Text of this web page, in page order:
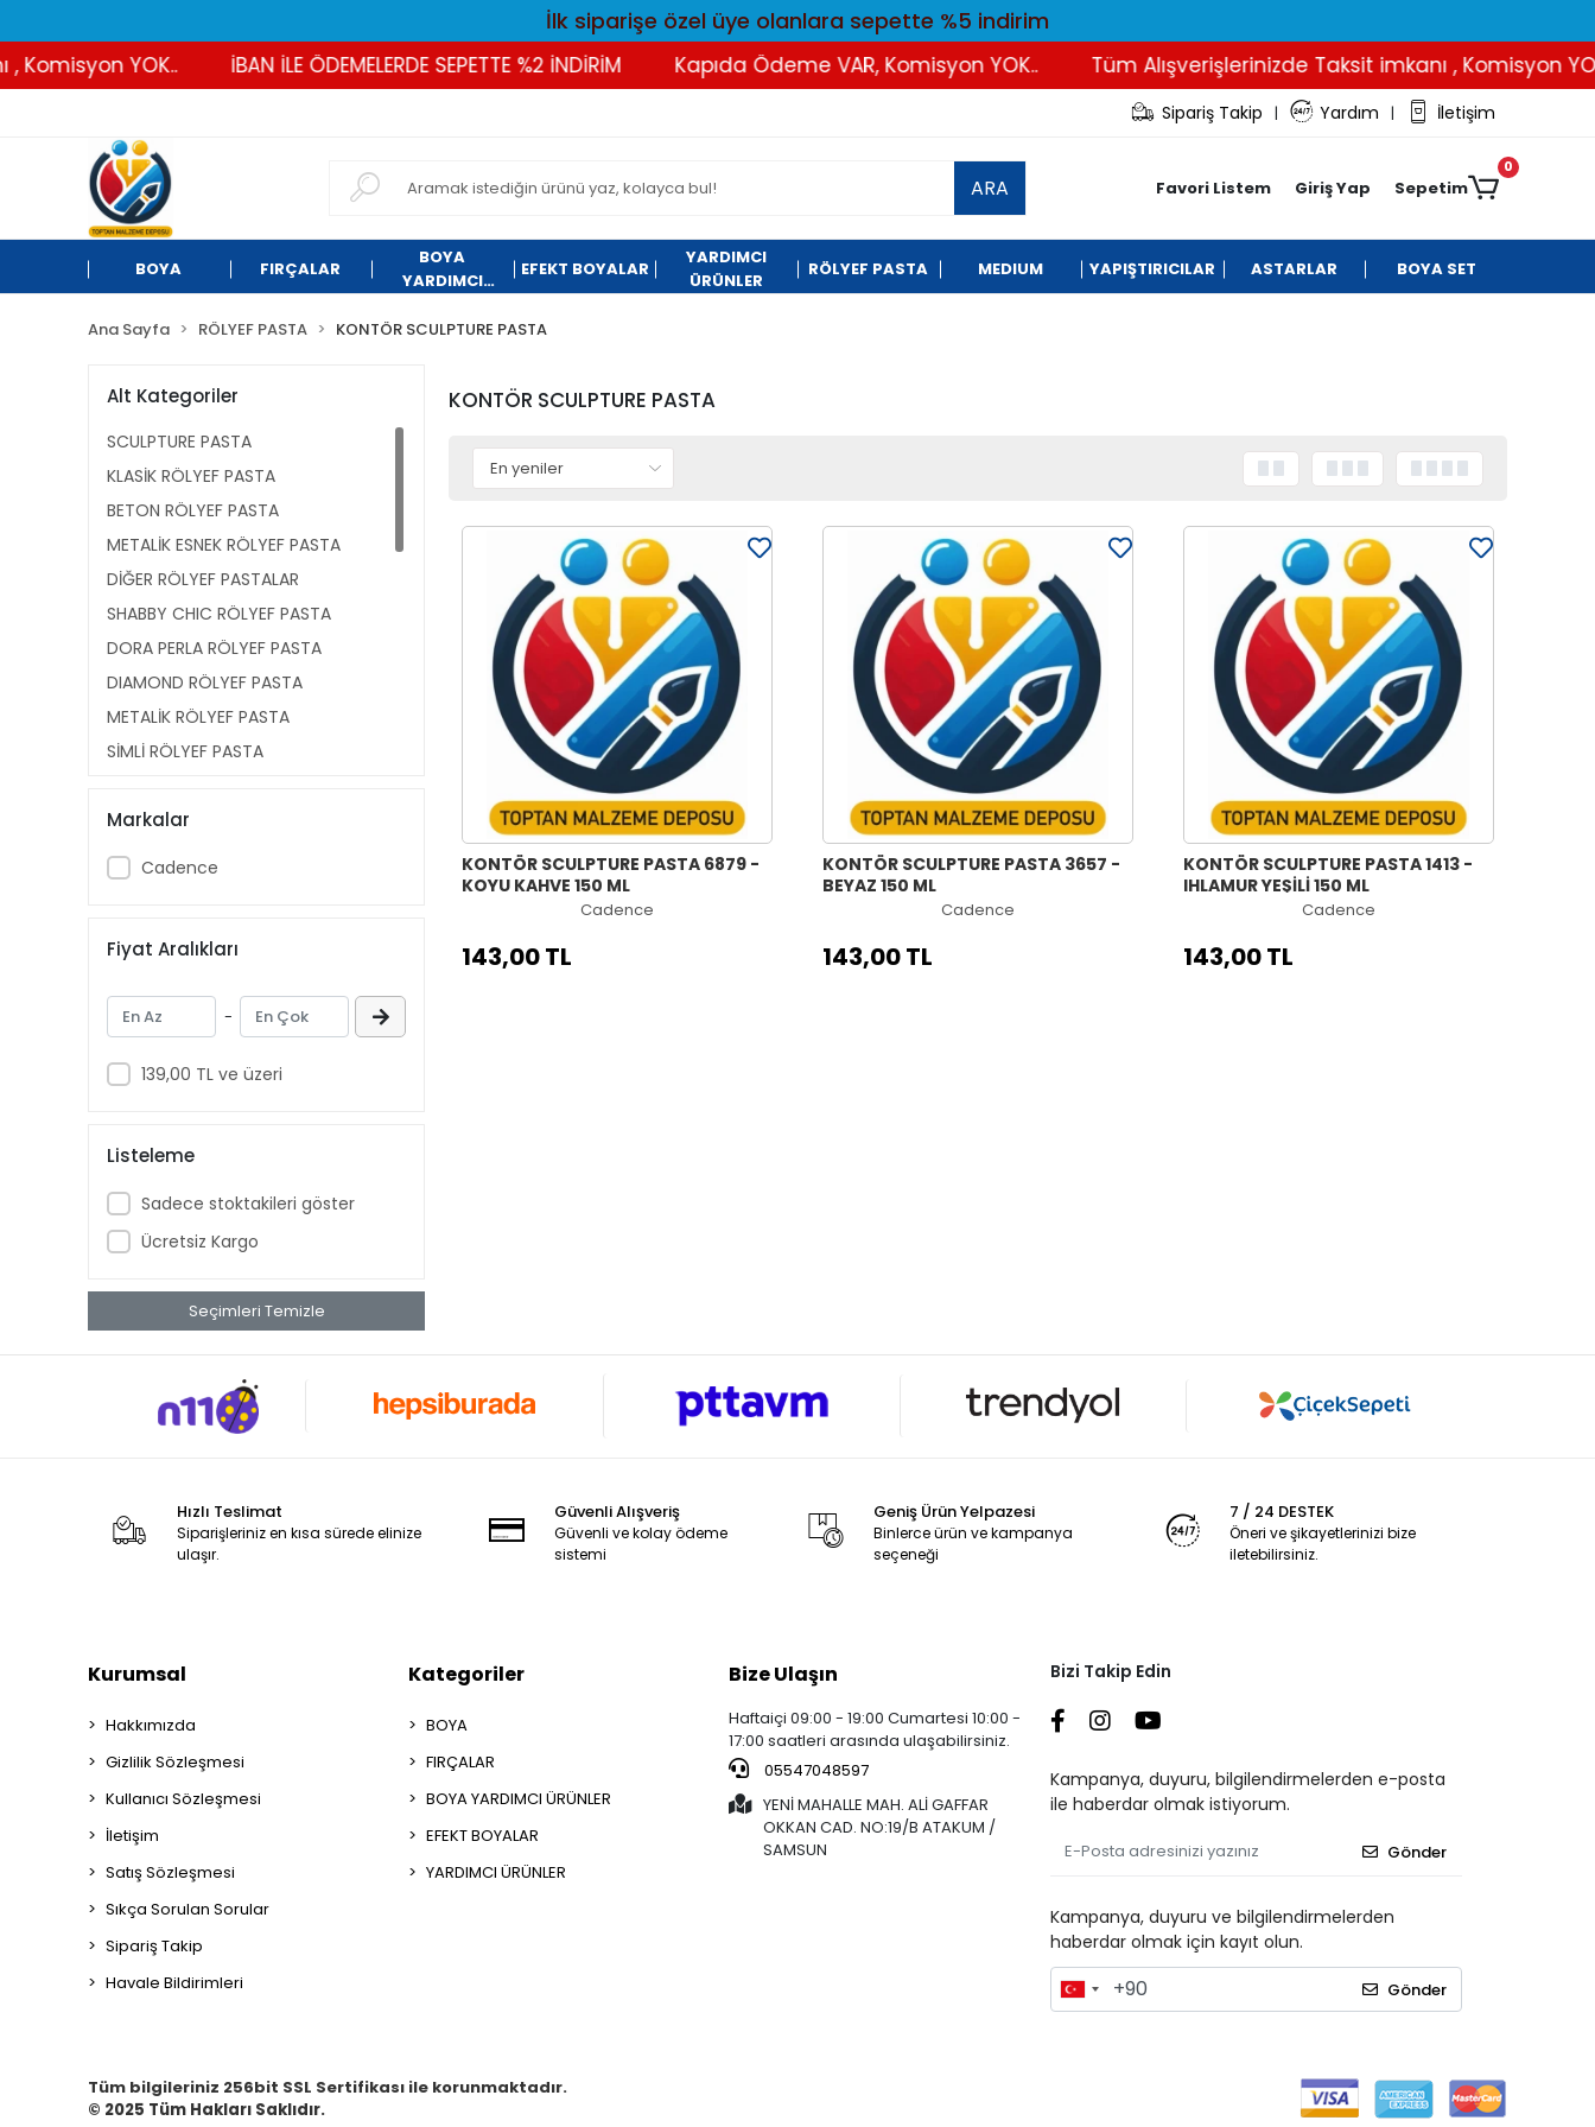
İlk siparişe özel üye olanlara sepette %5 indirim
YOK.. İBAN İLE ÖDEMELERDE SEPETTE %2 İNDİRİM Kapıda Ödeme VAR, Komisyon YOK.. Tüm Alışverişlerinizde Taksit imkanı , Komisyon YOK..
Sipariş Takip | Yardım | İletişim
ARA Favori Listem Giriş Yap Sepetim
0
BOYA FIRÇALAR
BOYA
YARDIMCI
EFEKT BOYALAR
YARDIMCI
ÜRÜNLER
RÖLYEF PASTA MEDIUM YAPIŞTIRICILAR ASTARLAR BOYA SET
Ana Sayfa RÖLYEF PASTA KONTÖR SCULPTURE PASTA
Alt Kategoriler
SCULPTURE PASTA
KLASİK RÖLYEF PASTA
BETON RÖLYEF PASTA
METALİK ESNEK RÖLYEF PASTA
DİĞER RÖLYEF PASTALAR
SHABBY CHIC RÖLYEF PASTA
DORA PERLA RÖLYEF PASTA
DIAMOND RÖLYEF PASTA
METALİK RÖLYEF PASTA
SİMLİ RÖLYEF PASTA
KONTÜR RÖLYEF PASTA
ŞEFFAF RÖLYEF PASTA
KUMAŞ METALİK RÖLYEF PASTA
KUMAŞ SİMLİ RÖLYEF PASTA
CAM ŞEFFAF RÖLYEF PASTA
CAM SİMLİ RÖLYEF PASTA
CROCODILE RENKLİ RÖLYEF
KONTÖR SCULPTURE PASTA
DOKU SANATI RÖLYEF PASTA
CAPELLA
Markalar
Cadence
Fiyat Aralıkları
-
139,00 TL ve üzeri
Listeleme
Sadece stoktakileri göster
Ücretsiz Kargo
Seçimleri Temizle
KONTÖR SCULPTURE PASTA
KONTÖR SCULPTURE PASTA 6879 -
KOYU KAHVE 150 ML
Cadence
143,00 TL
KONTÖR SCULPTURE PASTA 3657 -
BEYAZ 150 ML
Cadence
143,00 TL
KONTÖR SCULPTURE PASTA 1413 -
IHLAMUR YEŞİLİ 150 ML
Cadence
143,00 TL
Hızlı Teslimat
Siparişleriniz en kısa sürede elinize
ulaşır.
Güvenli Alışveriş
Güvenli ve kolay ödeme
sistemi
Geniş Ürün Yelpazesi
Binlerce ürün ve kampanya
seçeneği
7 / 24 DESTEK
Öneri ve şikayetlerinizi bize
iletebilirsiniz.
Kurumsal
Hakkımızda
Gizlilik Sözleşmesi
Kullanıcı Sözleşmesi
İletişim
Satış Sözleşmesi
Sıkça Sorulan Sorular
Sipariş Takip
Havale Bildirimleri
Kategoriler
BOYA
FIRÇALAR
BOYA YARDIMCI ÜRÜNLER
EFEKT BOYALAR
YARDIMCI ÜRÜNLER
Bize Ulaşın
Haftaiçi 09:00 - 19:00 Cumartesi 10:00 -
17:00 saatleri arasında ulaşabilirsiniz.
05547048597
YENİ MAHALLE MAH. ALİ GAFFAR
OKKAN CAD. NO:19/B ATAKUM /
SAMSUN
Bizi Takip Edin
Kampanya, duyuru, bilgilendirmelerden e-posta
ile haberdar olmak istiyorum.
Gönder
Kampanya, duyuru ve bilgilendirmelerden
haberdar olmak için kayıt olun.
Gönder
Tüm bilgileriniz 256bit SSL Sertifikası ile korunmaktadır.
© 2025 Tüm Hakları Saklıdır.